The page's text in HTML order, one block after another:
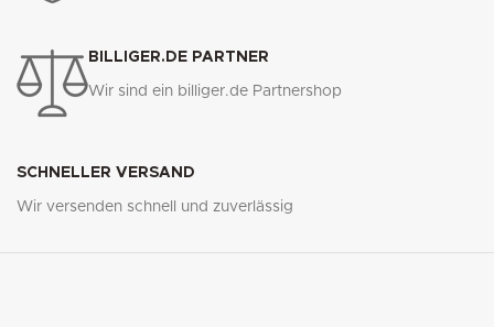
BILLIGER.DE PARTNER
Wir sind ein billiger.de Partnershop
SCHNELLER VERSAND
Wir versenden schnell und zuverlässig